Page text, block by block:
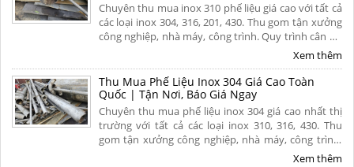
Chuyên thu mua inox 310 phế liệu giá cao với tất cả
các loại inox 304, 316, 201, 430. Thu gom tận xưởng
công nghiệp, nhà máy, công trình. Quy trình cân đo
uy tín, thanh toán nhanh. Hoa hồng cao. Liên hệ
Xem thêm
Thu Mua Phế Liệu Inox 304 Giá Cao Toàn
Quốc | Tận Nơi, Báo Giá Ngay
Chuyên thu mua phế liệu inox 304 giá cao nhất thị
trường với tất cả các loại inox 310, 316, 430. Thu
gom tận xưởng công nghiệp, nhà máy, công trình.
Quy trình cân đo uy tín, thanh toán nhanh. Hoa
Xem thêm